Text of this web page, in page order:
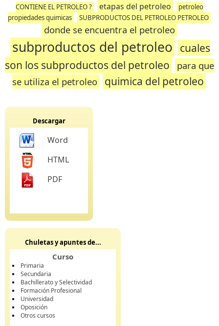
CONTIENE EL PETROLEO ?
etapas del petroleo
petroleo
propiedades quimicas
SUBPRODUCTOS DEL PETROLEO PETROLEO
donde se encuentra el petroleo
subproductos del petroleo cuales
son los subproductos del petroleo
para que
se utiliza el petroleo
quimica del petroleo
Descargar
Word
HTML
PDF
Chuletas y apuntes de...
Curso
Primaria
Secundaria
Bachillerato y Selectividad
Formación Profesional
Universidad
Oposición
Otros cursos